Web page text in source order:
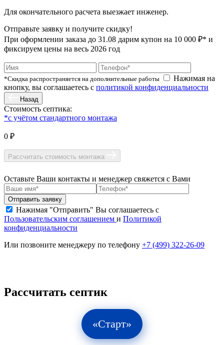
Для окончательного расчета выезжает инженер.
Отправьте заявку и получите скидку!
При оформлении заказа до 31.08 дарим купон на 10 000 ₽* и
фиксируем цены на весь 2026 год
*Скидка распространяется на дополнительные работы
Нажимая на
кнопку, вы соглашаетесь с политикой конфиденциальности
Назад
Стоимость септика:
*с учётом стандартного монтажа
0 ₽
Рассчитать стоимость монтажа
Оставьте Ваши контакты и менеджер свяжется с Вами
Нажимая "Отправить" Вы соглашаетесь с
Пользовательским соглашением и Политикой
конфиденциальности
Или позвоните менеджеру по телефону +7 (499) 322-26-09
Рассчитать септик
«Старт»